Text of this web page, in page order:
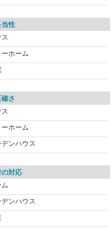
当性
ホーム
さ
ホーム
ンハウス
対応
ンハウス